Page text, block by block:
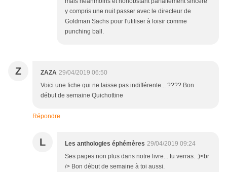
y compris une nuit passer avec le directeur de
Goldman Sachs pour l'utiliser à loisir comme
punching ball.
Z ZAZA 29/04/2019 06:50
Voici une fiche qui ne laisse pas indifférente... ???? Bon
début de semaine Quichottine
Répondre
L Les anthologies éphémères 29/04/2019 09:24
Ses pages non plus dans notre livre... tu verras. :)<br
/> Bon début de semaine à toi aussi.